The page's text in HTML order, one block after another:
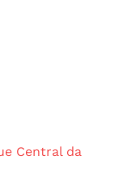
Central da